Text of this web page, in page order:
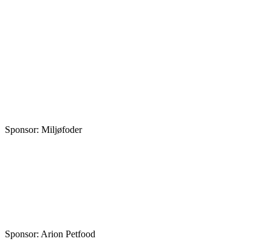
Sponsor: Miljøfoder
Sponsor: Arion Petfood